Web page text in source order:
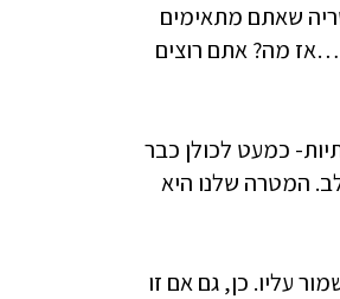
שאתם מתאימים
מה? אתם רוצים
כמעט לכולן כבר
המטרה שלנו היא
עליו. כן, גם אם זו